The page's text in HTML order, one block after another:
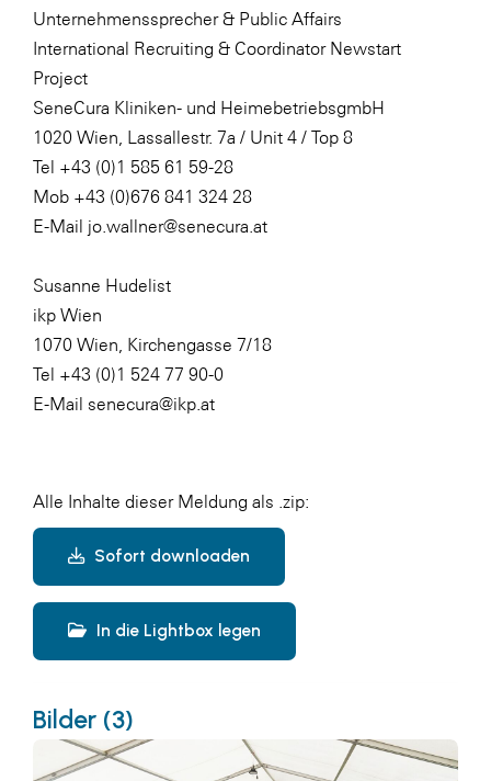
Unternehmenssprecher & Public Affairs
International Recruiting & Coordinator Newstart
Project
SeneCura Kliniken- und HeimebetriebsgmbH
1020 Wien, Lassallestr. 7a / Unit 4 / Top 8
Tel +43 (0)1 585 61 59-28
Mob +43 (0)676 841 324 28
E-Mail jo.wallner@senecura.at
Susanne Hudelist
ikp Wien
1070 Wien, Kirchengasse 7/18
Tel +43 (0)1 524 77 90-0
E-Mail senecura@ikp.at
Alle Inhalte dieser Meldung als .zip:
Sofort downloaden
In die Lightbox legen
Bilder (3)